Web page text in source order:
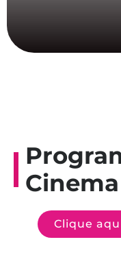
Cinema
Clique